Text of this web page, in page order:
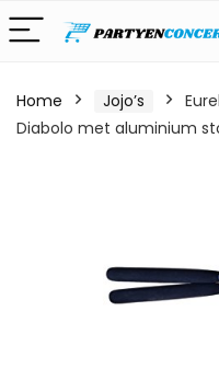
Home Jojo’s
Diabolo met aluminium